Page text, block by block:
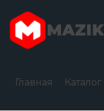
Главная